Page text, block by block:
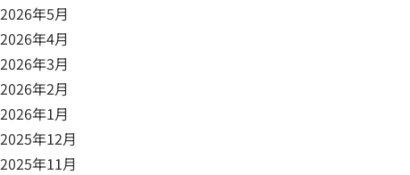
2026年5月
2026年4月
2026年3月
2026年2月
2026年1月
2025年12月
2025年11月